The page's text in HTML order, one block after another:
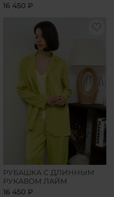
16 450 ₽
РУБАШКА С ДЛИННЫМ
РУКАВОМ ЛАЙМ
16 450 ₽